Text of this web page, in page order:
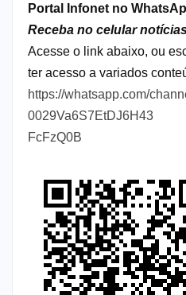
Portal Infonet no
Receba no celular
Acesse o link abaixo, ou
ter acesso a variados
https://whatsapp.com/
0029Va6S7EtDJ6H43
FcFzQ0B